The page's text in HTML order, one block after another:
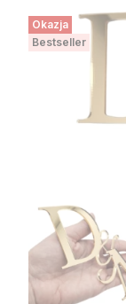
Okazja
Bestseller